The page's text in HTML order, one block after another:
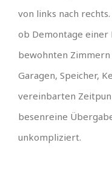
von links nach
ob Demontage einer
bewohnten
Garagen, Speicher,
vereinbarten
besenreine
unkompliziert.